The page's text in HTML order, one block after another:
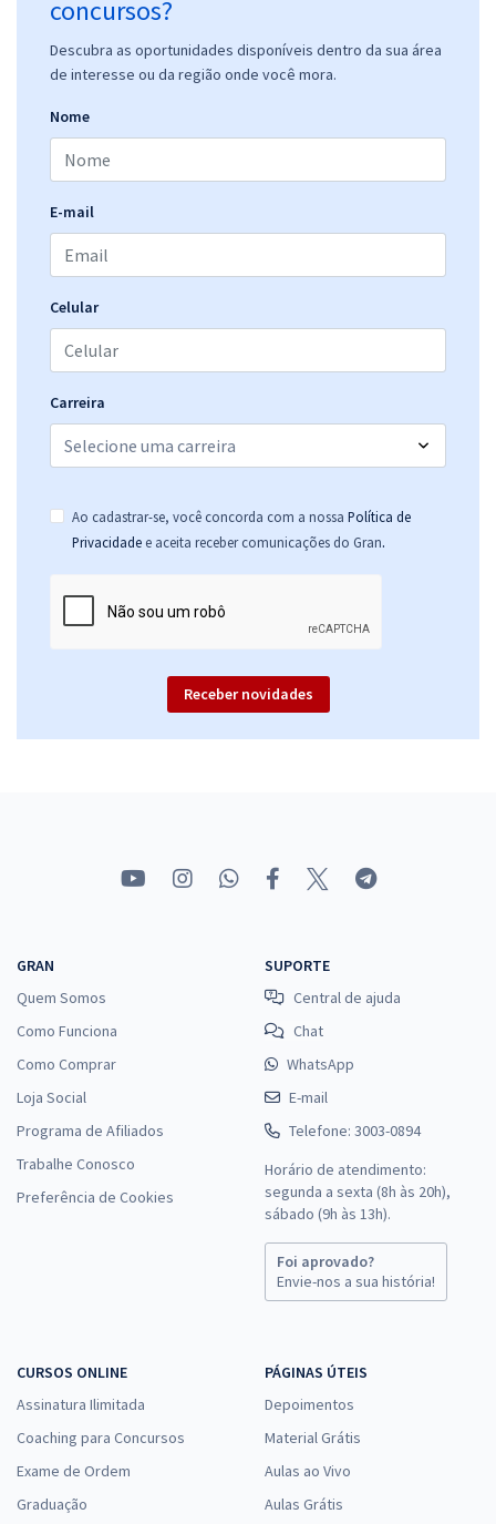
concursos?
Descubra as oportunidades disponíveis dentro da sua área
de interesse ou da região onde você mora.
Nome
E-mail
Celular
Carreira
Ao cadastrar-se, você concorda com a nossa Política de
Privacidade e aceita receber comunicações do Gran.
Receber novidades
GRAN
Quem Somos
Como Funciona
Como Comprar
Loja Social
Programa de Afiliados
Trabalhe Conosco
Preferência de Cookies
SUPORTE
Central de ajuda
Chat
WhatsApp
E-mail
Telefone: 3003-0894
Horário de atendimento:
segunda a sexta (8h às 20h),
sábado (9h às 13h).
Foi aprovado?
Envie-nos a sua história!
CURSOS ONLINE
Assinatura Ilimitada
Coaching para Concursos
Exame de Ordem
Graduação
PÁGINAS ÚTEIS
Depoimentos
Material Grátis
Aulas ao Vivo
Aulas Grátis